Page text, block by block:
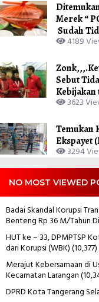
Merek “
Sudah
4189
Sebut
Kebijakan
3623
Temukan
Ekspayet
3294
NO MOST VIEWED
Badai Skandal Korupsi
Benteng Rp 36 M/Tahun
HUT ke – 33, DPMPTSP
dari Korupsi (WBK)(10,377)
Merajut Kebersamaan di
Kecamatan Larangan
DPRD Kota Tangerang